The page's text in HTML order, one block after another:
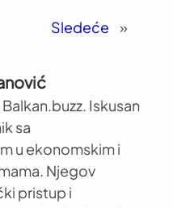
Sledeće »
Iskusan
sa
u ekonomskim i
Njegov
pristup i